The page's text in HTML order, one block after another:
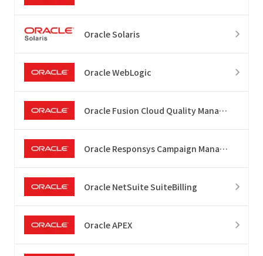
Oracle Solaris
Oracle WebLogic
Oracle Fusion Cloud Quality Management
Oracle Responsys Campaign Management
Oracle NetSuite SuiteBilling
Oracle APEX